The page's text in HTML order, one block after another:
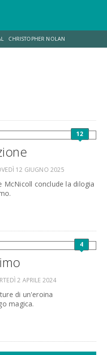
CHRISTOPHER NOLAN
12
12 GIUGNO 2025
McNicoll conclude la dilogia
4
2 APRILE 2024
di un'eroina
magica.